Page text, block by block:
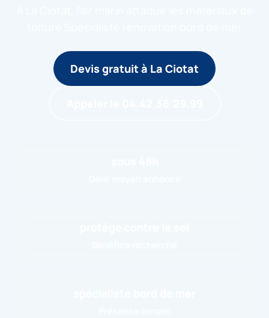
Devis gratuit à La Ciotat